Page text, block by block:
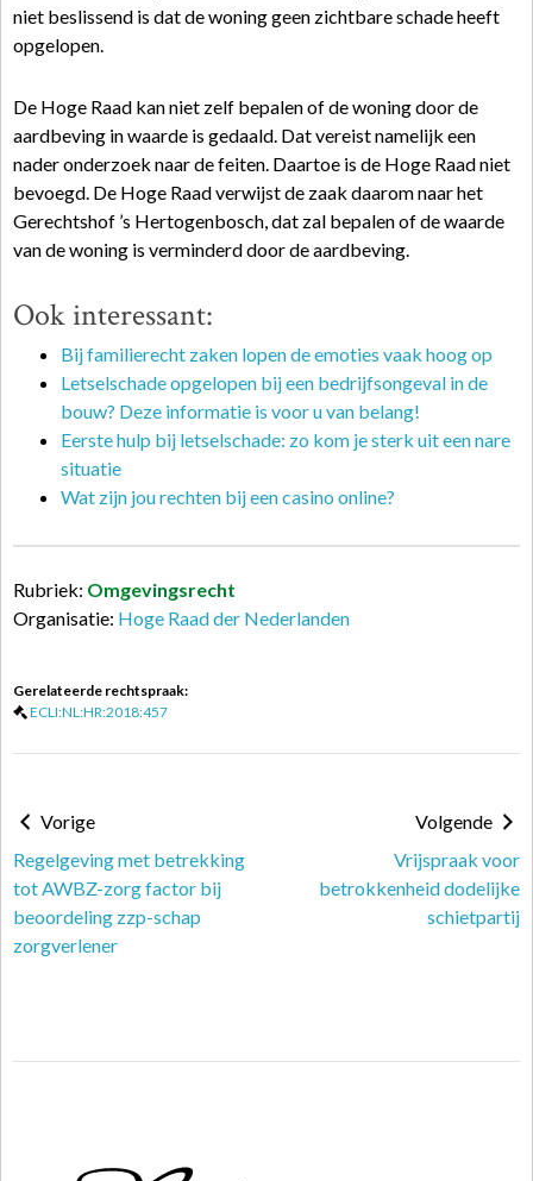
niet beslissend is dat de woning geen zichtbare schade heeft
opgelopen.
De Hoge Raad kan niet zelf bepalen of de woning door de
aardbeving in waarde is gedaald. Dat vereist namelijk een
nader onderzoek naar de feiten. Daartoe is de Hoge Raad niet
bevoegd. De Hoge Raad verwijst de zaak daarom naar het
Gerechtshof ’s Hertogenbosch, dat zal bepalen of de waarde
van de woning is verminderd door de aardbeving.
Ook interessant:
Bij familierecht zaken lopen de emoties vaak hoog op
Letselschade opgelopen bij een bedrijfsongeval in de
bouw? Deze informatie is voor u van belang!
Eerste hulp bij letselschade: zo kom je sterk uit een nare
situatie
Wat zijn jou rechten bij een casino online?
Rubriek: Omgevingsrecht
Organisatie: Hoge Raad der Nederlanden
Gerelateerde rechtspraak:
ECLI:NL:HR:2018:457
Vorige
Regelgeving met betrekking
tot AWBZ-zorg factor bij
beoordeling zzp-schap
zorgverlener
Volgende
Vrijspraak voor
betrokkenheid dodelijke
schietpartij